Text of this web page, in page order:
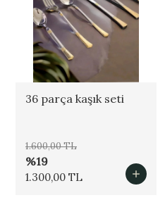
36 parça kaşık seti
1.600,00 TL
%19
1.300,00 TL